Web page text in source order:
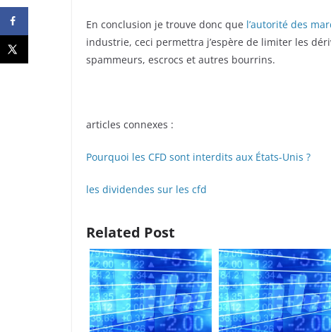
En conclusion je trouve donc que l’autorité des
industrie, ceci permettra j’espère de limiter les
spammeurs, escrocs et autres bourrins.
articles connexes :
Pourquoi les CFD sont interdits aux États-Unis ?
les dividendes sur les cfd
Related Post